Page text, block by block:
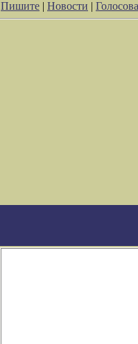
Пишите | Новости |